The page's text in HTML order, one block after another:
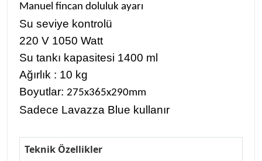
Manuel fincan doluluk ayarı
Su seviye kontrolü
220 V 1050 Watt
Su tankı kapasitesi 1400 ml
Ağırlık : 10 kg
Boyutlar: 275x365x290mm
Sadece Lavazza Blue kullanır
Teknik Özellikler